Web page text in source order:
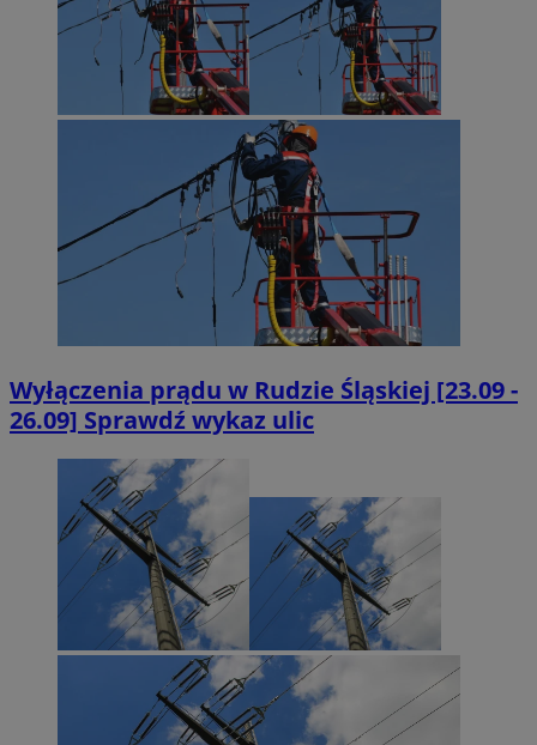
Wyłączenia prądu w Rudzie Śląskiej [23.09 -
26.09] Sprawdź wykaz ulic